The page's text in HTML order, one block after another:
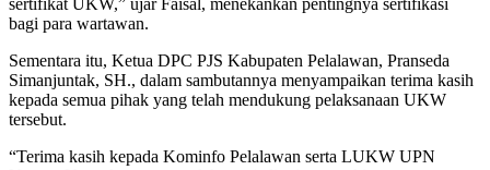
bagi para wartawan.
Sementara itu, Ketua DPC PJS Kabupaten Pelalawan, Pranseda
Simanjuntak, SH., dalam sambutannya menyampaikan terima kasih
kepada semua pihak yang telah mendukung pelaksanaan UKW
tersebut.
“Terima kasih kepada Kominfo Pelalawan serta LUKW UPN